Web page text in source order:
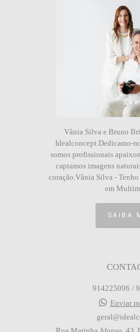
Vânia Silva e Bruno
Idealconcept.Dedicamo-
somos profissionais
captamos imagens
coração.Vânia Silva -
em
SAIBA
914225096 /
Enviar